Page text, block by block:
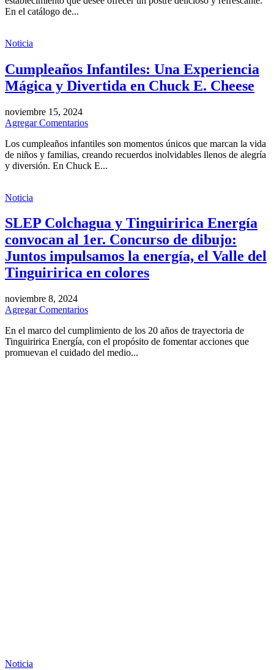
En el catálogo de...
Noticia
Cumpleaños Infantiles: Una Experiencia
Mágica y Divertida en Chuck E. Cheese
noviembre 15, 2024
Agregar Comentarios
Los cumpleaños infantiles son momentos únicos que marcan la vida
de niños y familias, creando recuerdos inolvidables llenos de alegría
y diversión. En Chuck E...
Noticia
SLEP Colchagua y Tinguiririca Energía
convocan al 1er. Concurso de dibujo:
Juntos impulsamos la energía, el Valle del
Tinguiririca en colores
noviembre 8, 2024
Agregar Comentarios
En el marco del cumplimiento de los 20 años de trayectoria de
Tinguiririca Energía, con el propósito de fomentar acciones que
promuevan el cuidado del medio...
Noticia